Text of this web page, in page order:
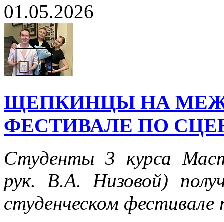
01.05.2026
ЩЕПКИНЦЫ НА
ФЕСТИВАЛЕ ПО
Студенты 3 курса
рук. В.А. Низовой)
студенческом фестивале